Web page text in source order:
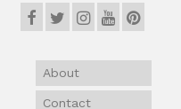
About
Contact